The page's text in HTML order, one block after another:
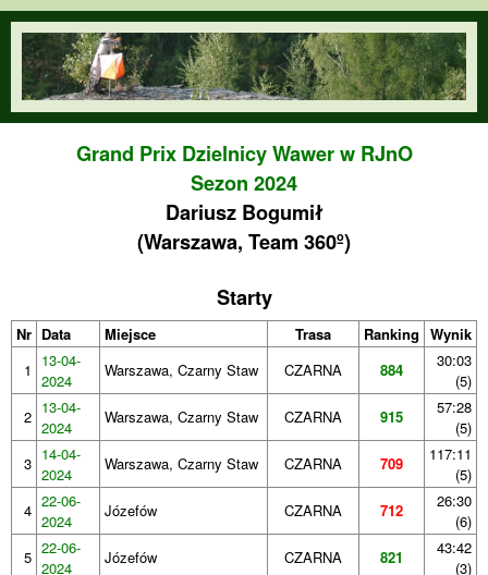
Przejdź do treści
orienteering.waw.pl
Grand Prix Dzielnicy Wawer w RJnO
Sezon 2024
Dariusz Bogumił
(Warszawa, Team 360º)
Starty
Nr Data Miejsce Trasa Ranking Wynik
1
13-04-
2024
Warszawa, Czarny Staw CZARNA 884
30:03
(5)
2 13-04-
2024
Warszawa, Czarny Staw CZARNA 915
57:28
(5)
3 14-04-
2024
Warszawa, Czarny Staw CZARNA 709
117:11
(5)
4 22-06-
2024
Józefów CZARNA 712
26:30
(6)
5 22-06-
2024
Józefów CZARNA 821
43:42
(3)